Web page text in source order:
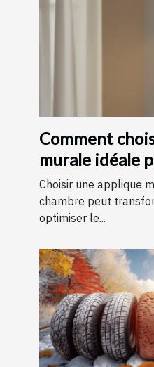
Comment
murale idéale
chambre
Choisir une applique
chambre peut
optimiser le...